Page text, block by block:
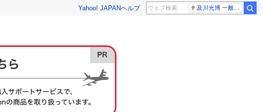
Yahoo! JAPANヘルプ 及川光博 一般女性